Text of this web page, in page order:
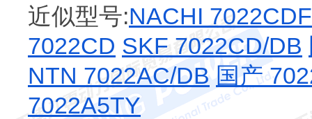
近似型号:NACHI 7022CDF
7022CD SKF 7022CD/DB
NTN 7022AC/DB 国产
7022A5TY